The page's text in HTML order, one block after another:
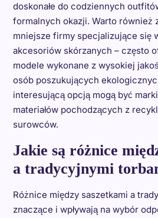
doskonałe do codziennych
formalnych okazji. Warto również
mniejsze firmy specjalizujące się
akcesoriów skórzanych – często
modele wykonane z wysokiej
osób poszukujących
interesującą opcją mogą być
materiałów pochodzących z
surowców.
Jakie są różnice
a tradycyjnymi
Różnice między saszetkami a
znaczące i wpływają na wybór